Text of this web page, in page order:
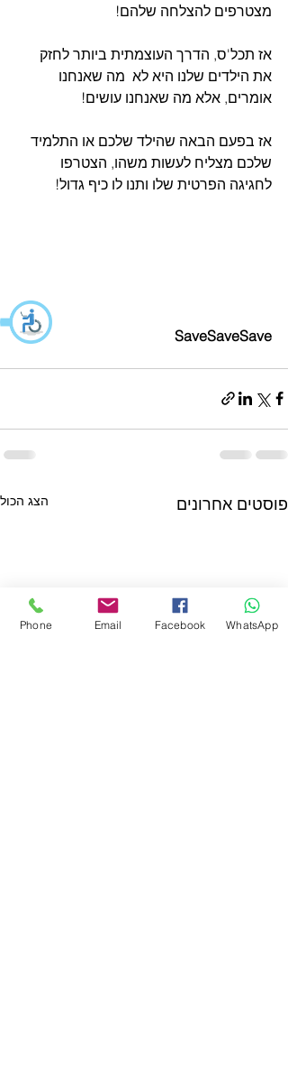
מצטרפים להצלחה שלהם!
אז תכל'ס, הדרך העוצמתית ביותר לחזק
את הילדים שלנו היא לא  מה שאנחנו
אומרים, אלא מה שאנחנו עושים!
אז בפעם הבאה שהילד שלכם או התלמיד
שלכם מצליח לעשות משהו, הצטרפו
לחגיגה הפרטית שלו ותנו לו כיף גדול!
SaveSaveSave
פוסטים אחרונים הצג הכול
Phone Email Facebook WhatsApp